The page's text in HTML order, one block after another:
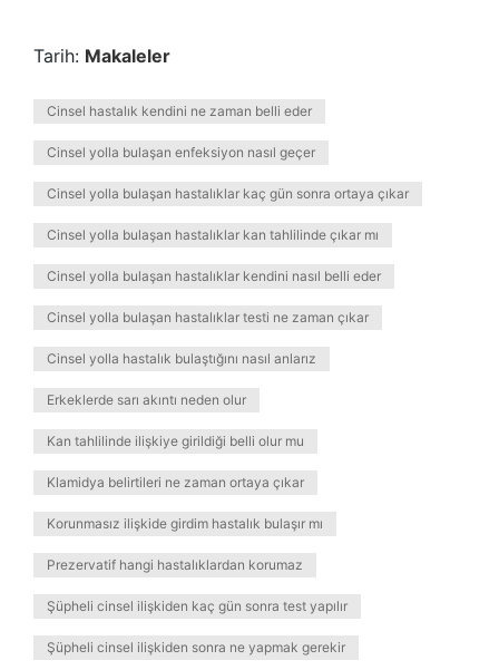
Tarih: Makaleler
Cinsel hastalık kendini ne zaman belli eder
Cinsel yolla bulaşan enfeksiyon nasıl geçer
Cinsel yolla bulaşan hastalıklar kaç gün sonra ortaya çıkar
Cinsel yolla bulaşan hastalıklar kan tahlilinde çıkar mı
Cinsel yolla bulaşan hastalıklar kendini nasıl belli eder
Cinsel yolla bulaşan hastalıklar testi ne zaman çıkar
Cinsel yolla hastalık bulaştığını nasıl anlarız
Erkeklerde sarı akıntı neden olur
Kan tahlilinde ilişkiye girildiği belli olur mu
Klamidya belirtileri ne zaman ortaya çıkar
Korunmasız ilişkide girdim hastalık bulaşır mı
Prezervatif hangi hastalıklardan korumaz
Şüpheli cinsel ilişkiden kaç gün sonra test yapılır
Şüpheli cinsel ilişkiden sonra ne yapmak gerekir